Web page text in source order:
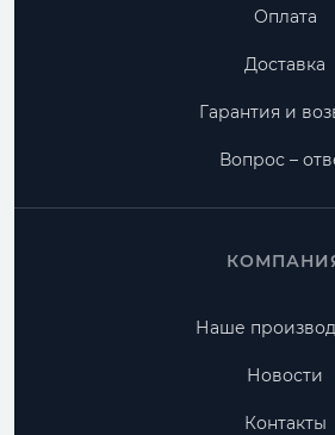
Оплата
Доставка
Гарантия и
Вопрос –
Наше
Новости
Контакты